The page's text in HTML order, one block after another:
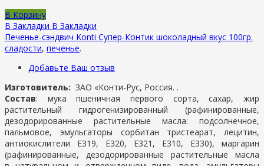
В Корзину
В Закладки В Закладки
Печенье-сэндвич Konti Супер-Контик шоколадный вкус 100гр.
сладости, печенье.
Добавьте Ваш отзыв
Изготовитель: ЗАО «Конти-Рус, Россия. .
Состав: мука пшеничная первого сорта, сахар, жир
растительный гидрогенизированный (рафинированные,
дезодорированные растительные масла: подсолнечное,
пальмовое, эмульгаторы сорбитан тристеарат, лецитин,
антиокислители Е319, Е320, Е321, Е310, Е330), маргарин
(рафинированные, дезодорированные растительные масла